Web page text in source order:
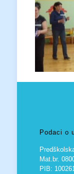
Podaci o
Mat.br.
PIB: